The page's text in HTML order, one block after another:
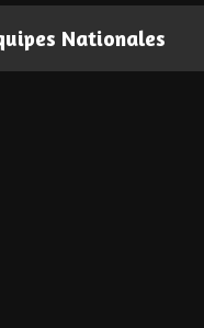
Nationales